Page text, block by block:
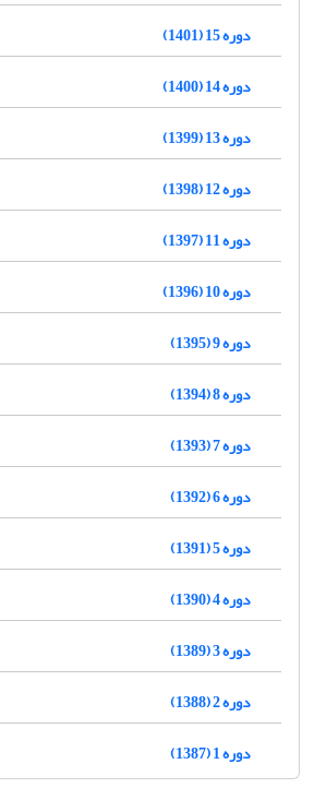
دوره 15 (1401)
دوره 14 (1400)
دوره 13 (1399)
دوره 12 (1398)
دوره 11 (1397)
دوره 10 (1396)
دوره 9 (1395)
دوره 8 (1394)
دوره 7 (1393)
دوره 6 (1392)
دوره 5 (1391)
دوره 4 (1390)
دوره 3 (1389)
دوره 2 (1388)
دوره 1 (1387)